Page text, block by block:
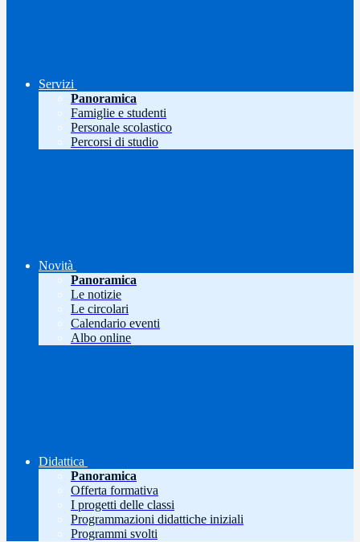
Servizi
Panoramica
Famiglie e studenti
Personale scolastico
Percorsi di studio
Novità
Panoramica
Le notizie
Le circolari
Calendario eventi
Albo online
Didattica
Panoramica
Offerta formativa
I progetti delle classi
Programmazioni didattiche iniziali
Programmi svolti